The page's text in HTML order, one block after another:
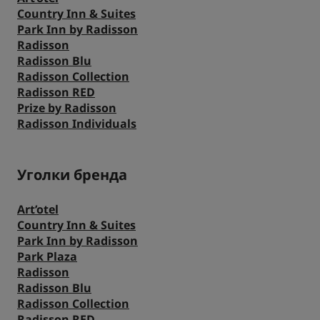
Park Plaza
Prize by Radisson
J.
Kunlun
Отели в центре города
Посетите наш блог
Country Inn & Suites
Park Inn by Radisson
Radisson
Radisson Blu
Radisson Collection
Radisson RED
Prize by Radisson
Radisson Individuals
Уголки бренда
Art’otel
Country Inn & Suites
Park Inn by Radisson
Park Plaza
Radisson
Radisson Blu
Radisson Collection